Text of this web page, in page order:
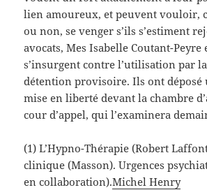
lien amoureux, et peuvent vouloir,
ou non, se venger s’ils s’estiment
avocats, Mes Isabelle Coutant-
s’insurgent contre l’utilisation par
détention provisoire. Ils ont déposé
mise en liberté devant la chambre
cour d’appel, qui l’examinera
(1) L’Hypno-Thérapie (Robert
clinique (Masson). Urgences
en collaboration).Michel Henry